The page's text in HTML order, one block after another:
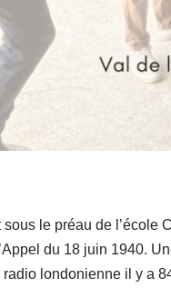
le préau de
du 18 juin 1940.
londonienne il y a